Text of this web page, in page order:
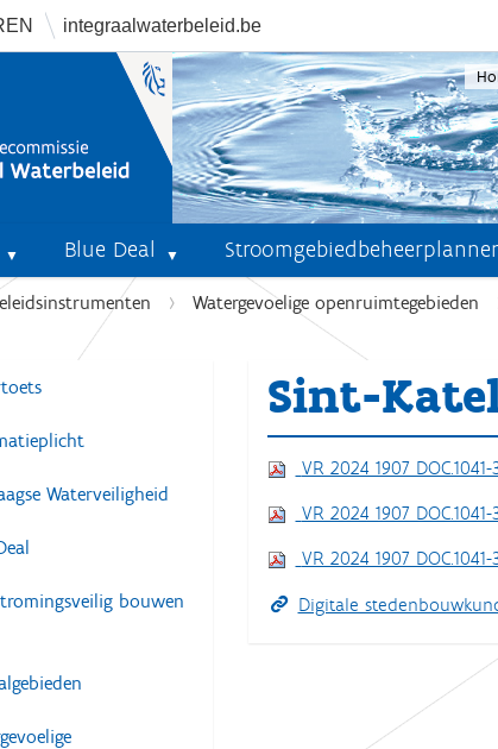
integraalwaterbeleid.be
Blue Deal
Watergevoelige openruimtegebieden
Sint-
VR 2024 1907
VR 2024 1907
VR 2024 1907
Digitale
Waterveiligheid
bouwen